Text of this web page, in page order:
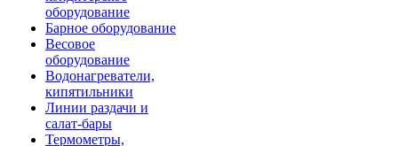
оборудование
Барное оборудование
Весовое
оборудование
Водонагреватели,
кипятильники
Линии раздачи и
салат-бары
Термометры,